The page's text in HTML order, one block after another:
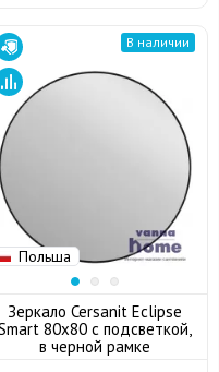
Польша
В наличии
Зеркало Cersanit Eclipse
80x80 с подсветкой,
в черной рамке